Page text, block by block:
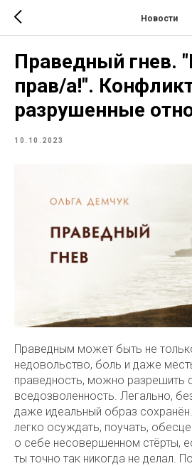
Новости
Праведный гнев.
прав/а!".
разрушенные
10.10.2023
Праведным может быть не
недовольство, боль и даже
праведность, можно разрешить
вседозволенность. Легально,
даже идеальный образ
легко осуждать, поучать,
о себе несовершенном стёрты,
ты точно так никогда не делал.